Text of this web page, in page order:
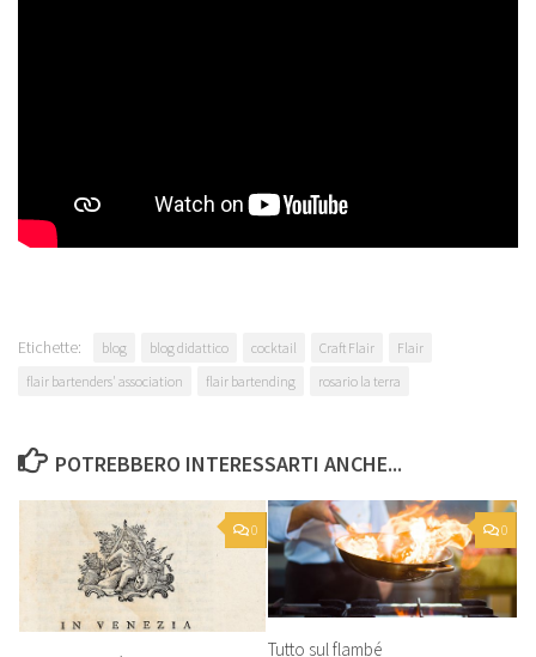
Etichette: blog blog didattico cocktail Craft Flair
Flair
flair bartenders' association
flair bartending rosario la terra
POTREBBERO INTERESSARTI ANCHE...
0 0
Tutto sul flambé